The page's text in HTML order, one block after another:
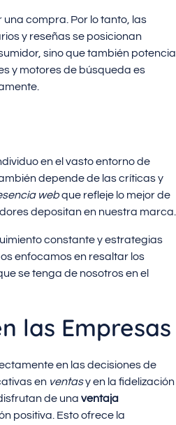
compra. Por lo tanto, las
y reseñas se posicionan
sino que también potencia
y motores de búsqueda es
en el vasto entorno de
depende de las críticas y
webque refleje lo mejor de
depositan en nuestra marca.
constante y estrategias
enfocamos en resaltar los
se tenga de nosotros en el
las Empresas
en las decisiones de
en ventasy en la fidelización
de unaventaja
positiva. Esto ofrece la